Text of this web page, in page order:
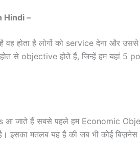
Hindi –
होता है लोगों को service देना और
से objective होते हैं, जिन्हें हम यहां 5
आ जाते हैं सबसे पहले हम Economic
इसका मतलब यह है की जब भी कोई